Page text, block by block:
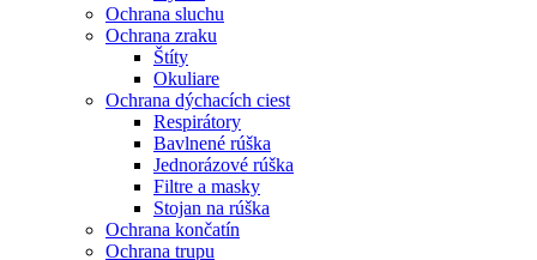
Ochrana sluchu
Ochrana zraku
Štíty
Okuliare
Ochrana dýchacích ciest
Respirátory
Bavlnené rúška
Jednorázové rúška
Filtre a masky
Stojan na rúška
Ochrana končatín
Ochrana trupu